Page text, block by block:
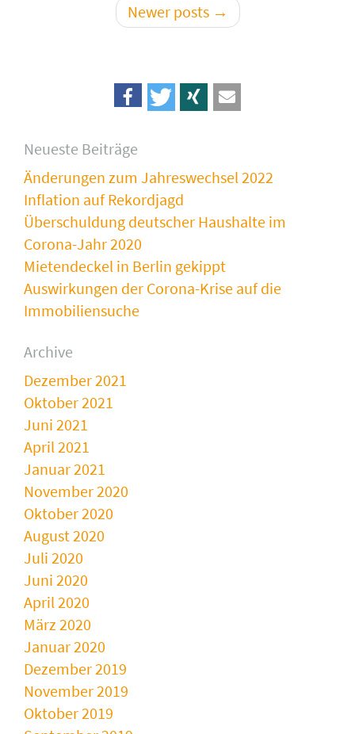
Newer posts →
Neueste Beiträge
Änderungen zum Jahreswechsel 2022
Inflation auf Rekordjagd
Überschuldung deutscher Haushalte im
Corona-Jahr 2020
Mietendeckel in Berlin gekippt
Auswirkungen der Corona-Krise auf die
Immobiliensuche
Archive
Dezember 2021
Oktober 2021
Juni 2021
April 2021
Januar 2021
November 2020
Oktober 2020
August 2020
Juli 2020
Juni 2020
April 2020
März 2020
Januar 2020
Dezember 2019
November 2019
Oktober 2019